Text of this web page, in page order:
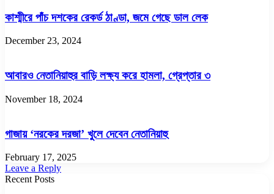
কাশ্মীরে পাঁচ দশকের রেকর্ড ঠাণ্ডা, জমে গেছে ডাল লেক
December 23, 2024
আবারও নেতানিয়াহুর বাড়ি লক্ষ্য করে হামলা, গ্রেপ্তার ৩
November 18, 2024
গাজায় ‘নরকের দরজা’ খুলে দেবেন নেতানিয়াহু
February 17, 2025
Leave a Reply
Recent Posts